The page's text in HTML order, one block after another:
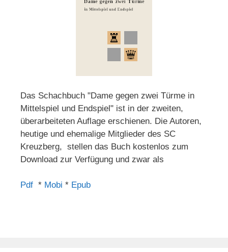
Das Schachbuch "Dame gegen zwei Türme in
Mittelspiel und Endspiel" ist in der zweiten,
überarbeiteten Auflage erschienen. Die Autoren,
heutige und ehemalige Mitglieder des SC
Kreuzberg, stellen das Buch kostenlos zum
Download zur Verfügung und zwar als
Pdf * Mobi * Epub